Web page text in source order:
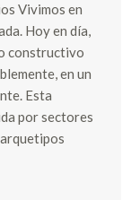
Vivimos en
Hoy en día,
constructivo
en un
Esta
por sectores